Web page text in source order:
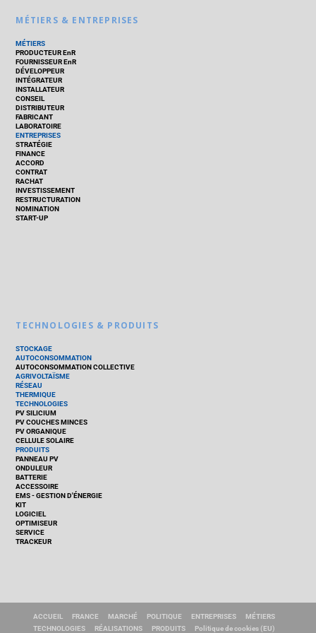
MÉTIERS & ENTREPRISES
MÉTIERS
PRODUCTEUR EnR
FOURNISSEUR EnR
DÉVELOPPEUR
INTÉGRATEUR
INSTALLATEUR
CONSEIL
DISTRIBUTEUR
FABRICANT
LABORATOIRE
ENTREPRISES
STRATÉGIE
FINANCE
ACCORD
CONTRAT
RACHAT
INVESTISSEMENT
RESTRUCTURATION
NOMINATION
START-UP
TECHNOLOGIES & PRODUITS
STOCKAGE
AUTOCONSOMMATION
AUTOCONSOMMATION COLLECTIVE
AGRIVOLTAÏSME
RÉSEAU
THERMIQUE
TECHNOLOGIES
PV SILICIUM
PV COUCHES MINCES
PV ORGANIQUE
CELLULE SOLAIRE
PRODUITS
PANNEAU PV
ONDULEUR
BATTERIE
ACCESSOIRE
EMS - GESTION D'ÉNERGIE
KIT
LOGICIEL
OPTIMISEUR
SERVICE
TRACKEUR
ACCUEIL FRANCE MARCHÉ POLITIQUE ENTREPRISES
MÉTIERS
TECHNOLOGIES
RÉALISATIONS PRODUITS
Politique de cookies (EU)